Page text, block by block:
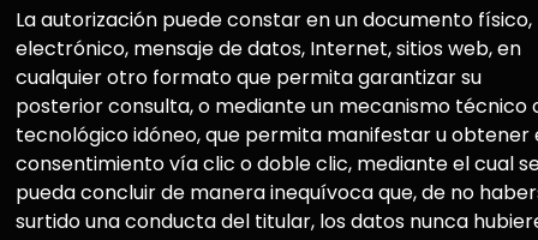
La autorización puede constar en un documento físico,
electrónico, mensaje de datos, Internet, sitios web, en
cualquier otro formato que permita garantizar su
posterior consulta, o mediante un mecanismo técnico
tecnológico idóneo, que permita manifestar u obtener
consentimiento vía clic o doble clic, mediante el cual
pueda concluir de manera inequívoca que, de no
surtido una conducta del titular, los datos nunca